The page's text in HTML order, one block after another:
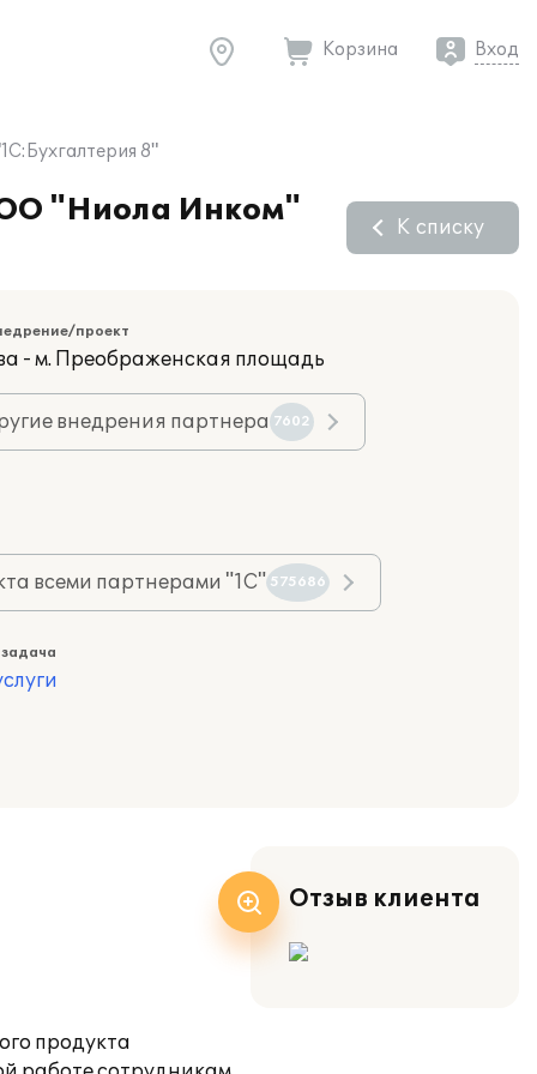
Корзина Вход
8"
"Ниола Инком"
К списку
проект
- м. Преображенская площадь
внедрения партнера 7602
всеми партнерами "1С" 575686
продукта
Отзыв клиента